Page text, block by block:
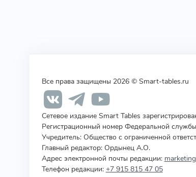
Все права защищены 2026 © Smart-tables.ru
Сетевое издание Smart Tables
Регистрационный номер Федеральной
Учредитель: Общество с ограниченной
Главный редактор: Ордынец А.О.
Адрес электронной почты редакции:
Телефон редакции: +7 915 815 47 05